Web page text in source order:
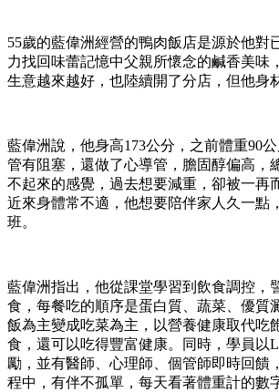
55歲的藍偉洲經營的鴨肉飯店是源於他對
力找回味蕾記憶中父親所懷念的鹹香美味
生意越來越好，也陸續開了分店，但他身
藍偉洲說，他身高173公分，之前體重90
管有阻塞，還做了心導管，膽固醇偏高，
不起來的感覺，過去想要減重，卻被一再
近來身體常不適，他想要陪伴家人久一點
班。
藍偉洲指出，他從課堂學習到飲食調控，
食，每餐吃的順序是蛋白質、蔬菜、優質
飯為主變成吃菜為主，以營養健康取代吃
食，還可以吃得豐富健康。同時，學員以
勵，並有醫師、心理師、個管師即時回饋
程中，有伴不孤單，每天看著體重計的數